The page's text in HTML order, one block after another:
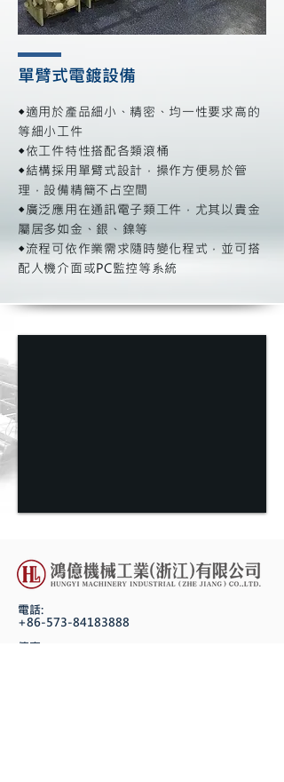
單臂式電鍍設備
◆適用於產品細小、精密、均一性要求高的
等細小工件
◆依工件特性搭配各類滾桶
◆結構採用單臂式設計，操作方便易於管
理，設備精簡不占空間
◆廣泛應用在通訊電子類工件，尤其以貴金
屬居多如金、銀、鎳等
◆流程可依作業需求隨時變化程式，並可搭
配人機介面或PC監控等系統
電話:
+86-573-84183888
傳真: